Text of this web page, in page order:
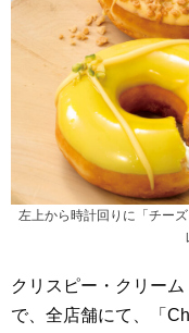
左上から時計回りに「チー
クリスピー・クリー
で、全店舗にて、「